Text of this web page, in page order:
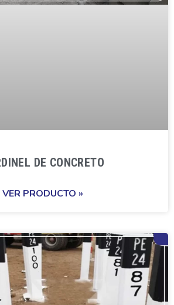
DE CONCRETO
VER PRODUCTO »